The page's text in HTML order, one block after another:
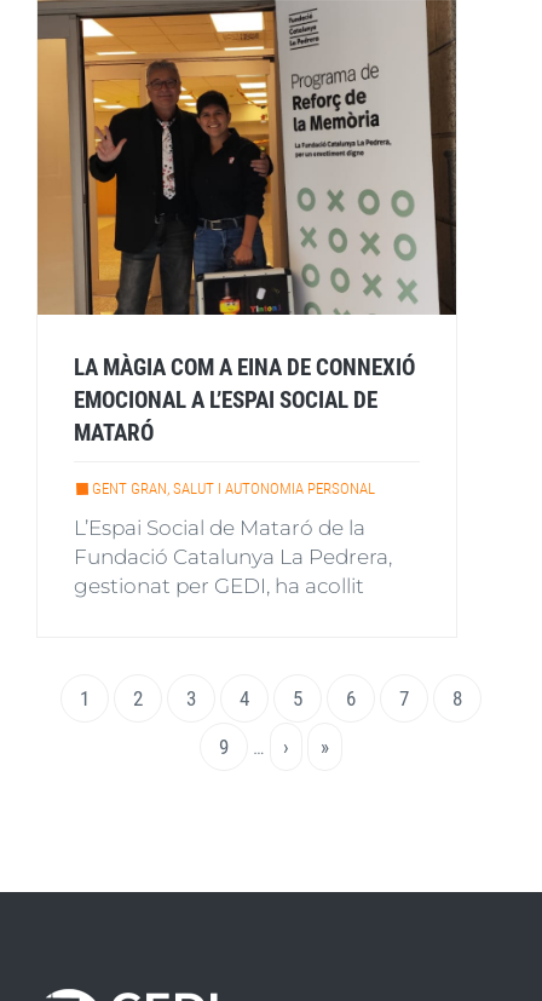
LA MÀGIA COM A EINA DE CONNEXIÓ
EMOCIONAL A L’ESPAI SOCIAL DE
MATARÓ
GENT GRAN, SALUT I AUTONOMIA PERSONAL
L’Espai Social de Mataró de la
Fundació Catalunya La Pedrera,
gestionat per GEDI, ha acollit
PaginacióPàgina
1 Page
2 Page
3 Page
4 Page
5 Page
6 Page
7 Page
8
Page
9 …
Pàgina
›
Última
»